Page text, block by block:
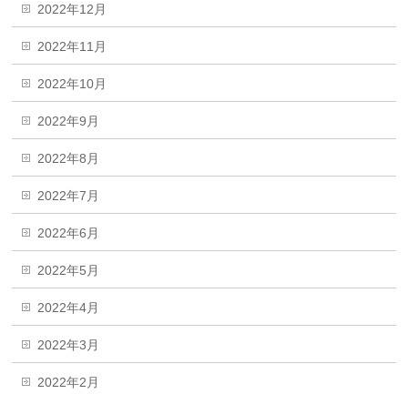
2022年12月
2022年11月
2022年10月
2022年9月
2022年8月
2022年7月
2022年6月
2022年5月
2022年4月
2022年3月
2022年2月